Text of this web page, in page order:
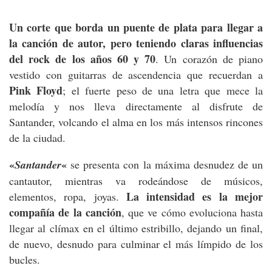
Un corte que borda un puente de plata para llegar a
la canción de autor, pero teniendo claras influencias
del rock de los años 60 y 70. Un corazón de piano
vestido con guitarras de ascendencia que recuerdan a
Pink Floyd; el fuerte peso de una letra que mece la
melodía y nos lleva directamente al disfrute de
Santander, volcando el alma en los más intensos rincones
de la ciudad.
«Santander« se presenta con la máxima desnudez de un
cantautor, mientras va rodeándose de músicos,
elementos, ropa, joyas. La intensidad es la mejor
compañía de la canción, que ve cómo evoluciona hasta
llegar al clímax en el último estribillo, dejando un final,
de nuevo, desnudo para culminar el más límpido de los
bucles.